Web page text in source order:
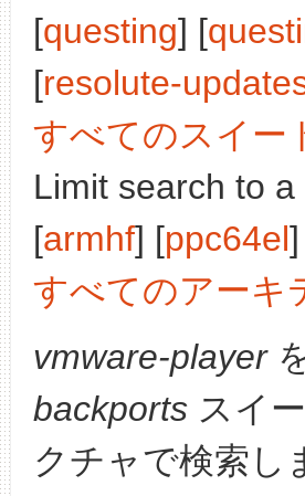
[questing] [
[resolute-
すべてのスイー
Limit search to
[armhf] [ppc64el
すべてのアーキ
vmware-player
backports スイ
クチャで検索し